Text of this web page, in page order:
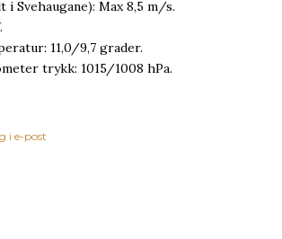
i Svehaugane): Max 8,5 m/s.
11,0/9,7 grader.
trykk: 1015/1008 hPa.
i e-post